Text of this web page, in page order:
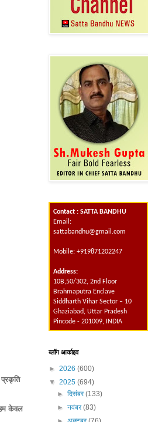
केवल
Contact : SATTA BANDHU
Email:
sattabandhu@gmail.com
Mobile: +919871202247
Address:
10B,50/302, 2nd Floor
Brahmaputra Enclave
Siddharth Vihar Sector – 10
Ghaziabad, Uttar Pradesh
Pincode - 201009, INDIA
ब्लॉग आर्काइव
► 2026 (600)
▼ 2025 (694)
► दिसंबर(133)
► नवंबर(83)